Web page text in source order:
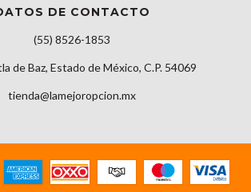
DE CONTACTO
(55) 8526-1853
de Baz, Estado de México, C.P. 54069
tienda@lamejoropcion.mx